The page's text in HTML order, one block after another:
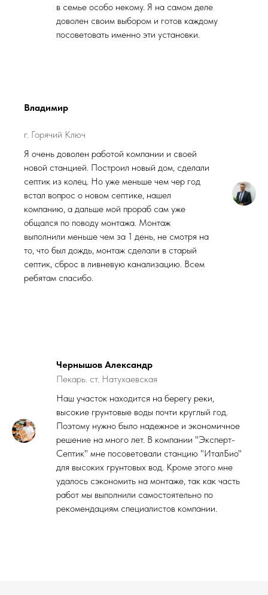
в семье особо некому. Я на самом деле
доволен своим выбором и готов каждому
посоветовать именно эти установки.
Владимир
г. Горячий Ключ
Я очень доволен работой компании и своей
новой станцией. Построил новый дом, сделали
септик из колец. Но уже меньше чем чер год
встал вопрос о новом септике, нашел
компанию, а дальше мой прораб сам уже
общался по поводу монтажа. Монтаж
выполнили меньше чем за 1 день, не смотря на
то, что был дождь, монтаж сделали в старый
септик, сброс в ливневую канализацию. Всем
ребятам спасибо.
Чернышов Александр
Пекарь. ст. Натухаевская
Наш участок находится на берегу реки,
высокие грунтовые воды почти круглый год.
Поэтому нужно было надежное и экономичное
решение на много лет. В компании "Эксперт-
Септик" мне посоветовали станцию "ИталБио"
для высоких грунтовых вод. Кроме этого мне
удалось сэкономить на монтаже, так как часть
работ мы выполнили самостоятельно по
рекомендациям специалистов компании.